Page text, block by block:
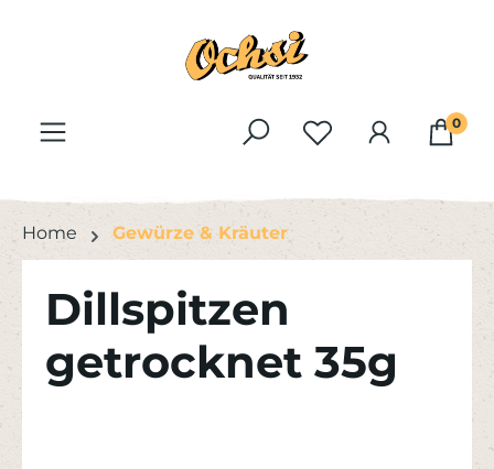
0
Home Gewürze & Kräuter
Dillspitzen
getrocknet 35g